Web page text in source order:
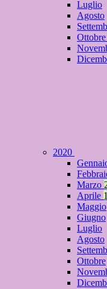
Luglio
Agosto
Ottobre
2020
Marzo
Aprile 1
Maggio
Giugno
Luglio
Agosto
Ottobre